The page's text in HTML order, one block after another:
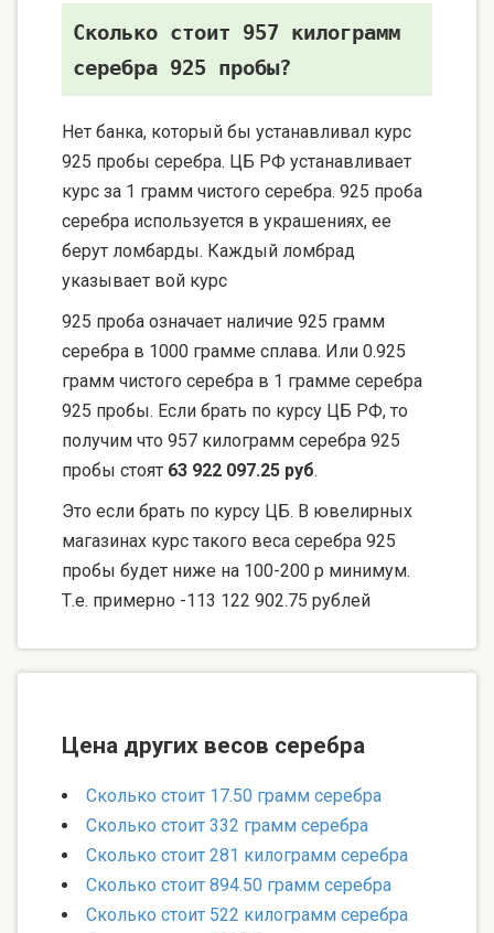
Сколько стоит 957 килограмм
серебра 925 пробы?
Нет банка, который бы устанавливал курс
925 пробы серебра. ЦБ РФ устанавливает
курс за 1 грамм чистого серебра. 925 проба
серебра используется в украшениях, ее
берут ломбарды. Каждый ломбрад
указывает вой курс
925 проба означает наличие 925 грамм
серебра в 1000 грамме сплава. Или 0.925
грамм чистого серебра в 1 грамме серебра
925 пробы. Если брать по курсу ЦБ РФ, то
получим что 957 килограмм серебра 925
пробы стоят 63 922 097.25 руб.
Это если брать по курсу ЦБ. В ювелирных
магазинах курс такого веса серебра 925
пробы будет ниже на 100-200 р минимум.
Т.е. примерно -113 122 902.75 рублей
Цена других весов серебра
Сколько стоит 17.50 грамм серебра
Сколько стоит 332 грамм серебра
Сколько стоит 281 килограмм серебра
Сколько стоит 894.50 грамм серебра
Сколько стоит 522 килограмм серебра